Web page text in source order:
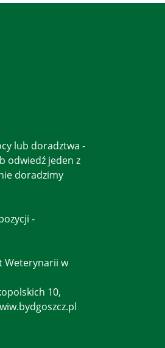
lub doradztwa -
odwiedź jeden z
doradzimy
-
Weterynarii w
10,